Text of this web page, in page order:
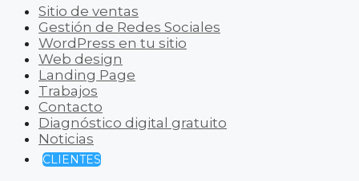
Sitio de ventas
Gestión de Redes Sociales
WordPress en tu sitio
Web design
Landing Page
Trabajos
Contacto
Diagnóstico digital gratuito
Noticias
CLIENTES